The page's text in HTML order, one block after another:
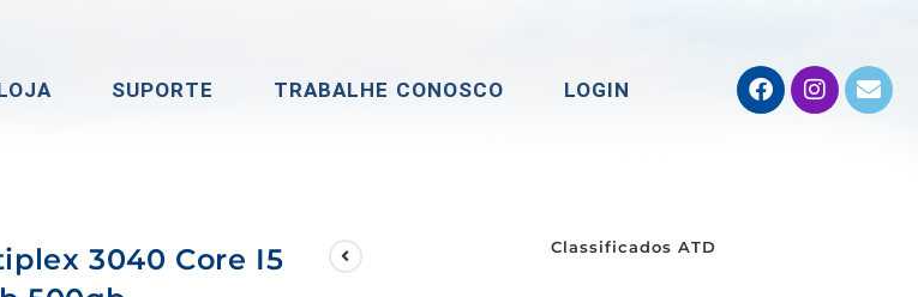
SUPORTE TRABALHE CONOSCO LOGIN
3040 Core I5
Classificados ATD